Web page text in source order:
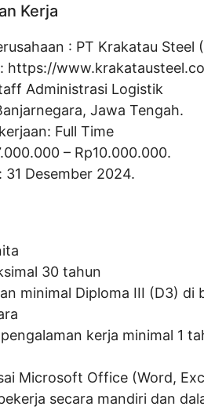
Kerja
: PT Krakatau Steel
https://
Administrasi Logistik
Jawa Tengah.
Full Time
– Rp10.000.000.
31 Desember 2024.
30 tahun
minimal Diploma III (D3) di
kerja minimal 1
Microsoft Office (Word,
secara mandiri dan